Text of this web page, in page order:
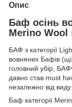
Опис
Баф осінь
Merino
БАФ з категорії
вовняних Бафів
головний убір,
давно став must
незалежно від виду
Баф категорії